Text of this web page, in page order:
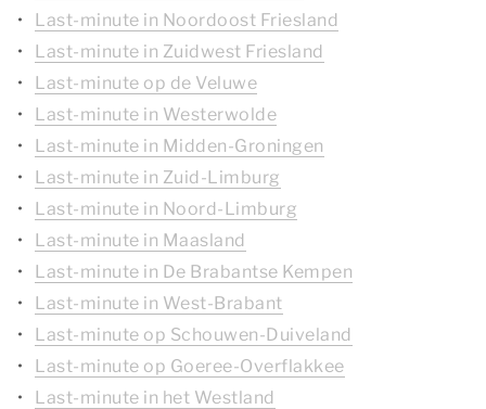
Last-minute in Noordoost Friesland
Last-minute in Zuidwest Friesland
Last-minute op de Veluwe
Last-minute in Westerwolde
Last-minute in Midden-Groningen
Last-minute in Zuid-Limburg
Last-minute in Noord-Limburg
Last-minute in Maasland
Last-minute in De Brabantse Kempen
Last-minute in West-Brabant
Last-minute op Schouwen-Duiveland
Last-minute op Goeree-Overflakkee
Last-minute in het Westland